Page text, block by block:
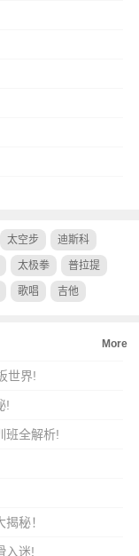
太空步 迪斯科
太极拳 普拉提
歌唱 吉他
More
世界!
!
班全解析!
秘！
入迷!